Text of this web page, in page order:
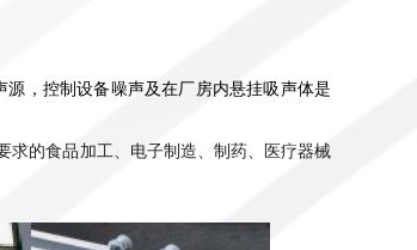
，控制设备噪声及在厂房内悬挂吸声体是
求的食品加工、电子制造、制药、医疗器械